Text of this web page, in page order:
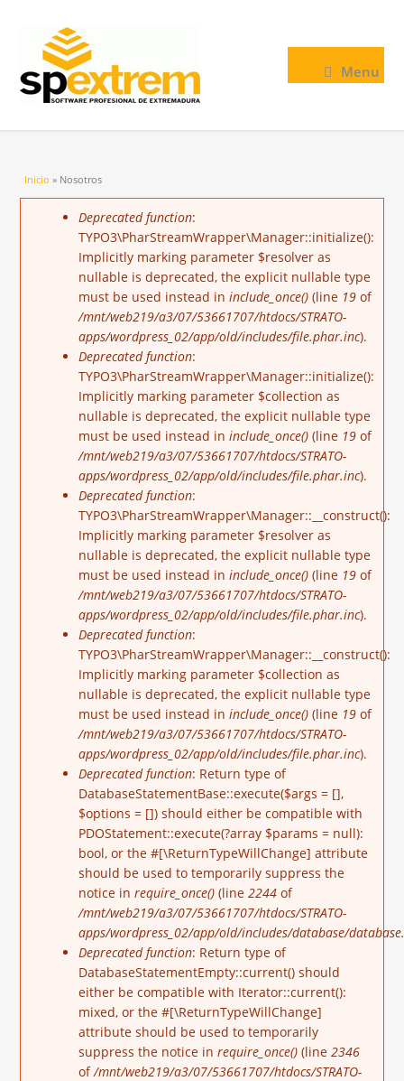
Menu
Usted está aquí
Inicio » Nosotros
Mensaje de error
Deprecated function:
TYPO3\PharStreamWrapper\Manager::initialize():
Implicitly marking parameter $resolver as
nullable is deprecated, the explicit nullable type
must be used instead ininclude_once() (line 19 of
/mnt/web219/a3/07/53661707/htdocs/STRATO-
apps/wordpress_02/app/old/includes/file.phar.inc).
Deprecated function:
TYPO3\PharStreamWrapper\Manager::initialize():
Implicitly marking parameter $collection as
nullable is deprecated, the explicit nullable type
must be used instead ininclude_once() (line 19 of
/mnt/web219/a3/07/53661707/htdocs/STRATO-
apps/wordpress_02/app/old/includes/file.phar.inc).
Deprecated function:
TYPO3\PharStreamWrapper\Manager::__construct():
Implicitly marking parameter $resolver as
nullable is deprecated, the explicit nullable type
must be used instead ininclude_once() (line 19 of
/mnt/web219/a3/07/53661707/htdocs/STRATO-
apps/wordpress_02/app/old/includes/file.phar.inc).
Deprecated function:
TYPO3\PharStreamWrapper\Manager::__construct():
Implicitly marking parameter $collection as
nullable is deprecated, the explicit nullable type
must be used instead ininclude_once() (line 19 of
/mnt/web219/a3/07/53661707/htdocs/STRATO-
apps/wordpress_02/app/old/includes/file.phar.inc).
Deprecated function: Return type of
DatabaseStatementBase::execute($args = [],
$options = []) should either be compatible with
PDOStatement::execute(?array $params = null):
bool, or the #[\ReturnTypeWillChange] attribute
should be used to temporarily suppress the
notice inrequire_once() (line2244 of
/mnt/web219/a3/07/53661707/htdocs/STRATO-
apps/wordpress_02/app/old/includes/database/
Deprecated function: Return type of
DatabaseStatementEmpty::current() should
either be compatible with Iterator::current():
mixed, or the #[\ReturnTypeWillChange]
attribute should be used to temporarily
suppress the notice inrequire_once() (line2346
of/mnt/web219/a3/07/53661707/htdocs/STRATO-